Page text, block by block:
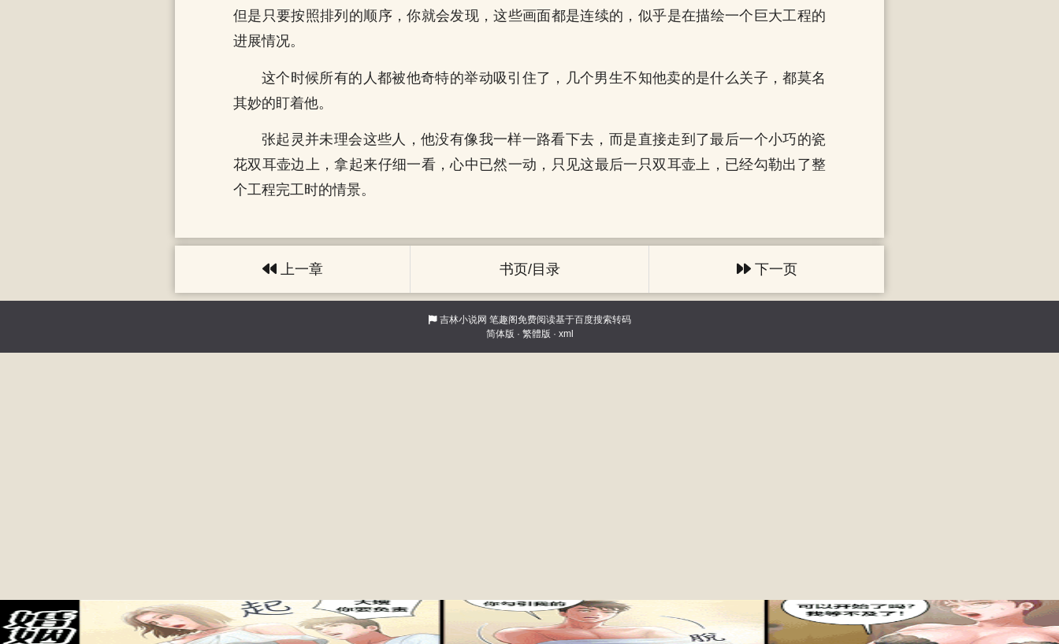
但是只要按照排列的顺序，你就会发现，这些画面都是连续的，似乎是在描绘一个巨大工程的
进展情况。
这个时候所有的人都被他奇特的举动吸引住了，几个男生不知他卖的是什么关子，都莫名
其妙的盯着他。
张起灵并未理会这些人，他没有像我一样一路看下去，而是直接走到了最后一个小巧的瓷
花双耳壶边上，拿起来仔细一看，心中已然一动，只见这最后一只双耳壶上，已经勾勒出了整
个工程完工时的情景。
上一章 书页/目录 下一页
吉林小说网 笔趣阁免费阅读基于百度搜索转码
简体版 · 繁體版 · xml